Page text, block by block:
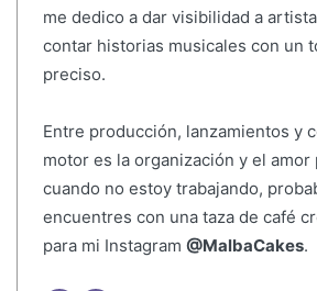
me dedico a dar visibilidad a
contar historias musicales con un
preciso.
Entre producción, lanzamientos y
motor es la organización y el amor
cuando no estoy trabajando,
encuentres con una taza de café
para mi Instagram @MalbaCakes.